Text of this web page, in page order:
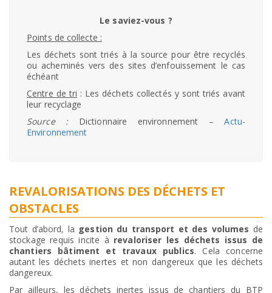
Le saviez-vous ?
Points de collecte :
Les déchets sont triés à la source pour être recyclés
ou acheminés vers des sites d’enfouissement le cas
échéant
Centre de tri : Les déchets collectés y sont triés avant
leur recyclage
Source :Dictionnaire environnement –Actu-
Environnement
REVALORISATIONS DES DÉCHETS ET
OBSTACLES
Tout d’abord, la gestion du transport et des volumes de
stockage requis incite à revaloriser les déchets issus de
chantiers bâtiment et travaux publics. Cela concerne
autant les déchets inertes et non dangereux que les déchets
dangereux.
Par ailleurs, les déchets inertes issus de chantiers du BTP